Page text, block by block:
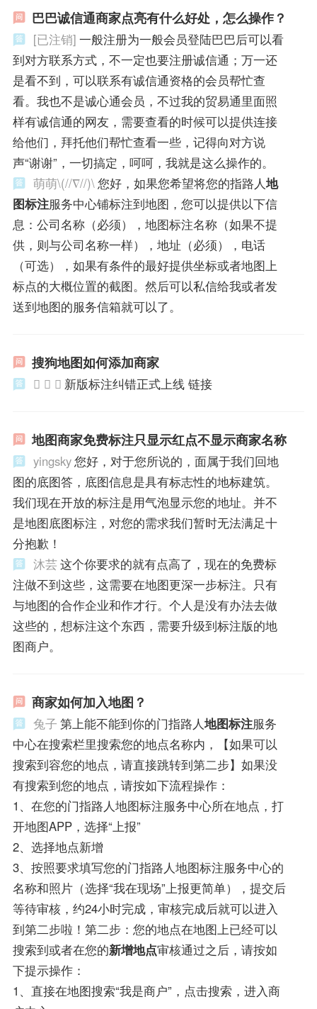
巴巴诚信通商家点亮有什么好处，怎么操作？
[已注销] 一般注册为一般会员登陆巴巴后可以看
到对方联系方式，不一定也要注册诚信通；万一还
是看不到，可以联系有诚信通资格的会员帮忙查
看。我也不是诚心通会员，不过我的贸易通里面照
样有诚信通的网友，需要查看的时候可以提供连接
给他们，拜托他们帮忙查看一些，记得向对方说
声“谢谢”，一切搞定，呵呵，我就是这么操作的。
萌萌\(//∇//)\您好，如果您希望将您的指路人地
图标注服务中心铺标注到地图，您可以提供以下信
息：公司名称（必须），地图标注名称（如果不提
供，则与公司名称一样），地址（必须），电话
（可选），如果有条件的最好提供坐标或者地图上
标点的大概位置的截图。然后可以私信给我或者发
送到地图的服务信箱就可以了。
搜狗地图如何添加商家
   新版标注纠错正式上线 链接
地图商家免费标注只显示红点不显示商家名称
yingsky您好，对于您所说的，面属于我们回地
图的底图答，底图信息是具有标志性的地标建筑。
我们现在开放的标注是用气泡显示您的地址。并不
是地图底图标注，对您的需求我们暂时无法满足十
分抱歉！
沐芸这个你要求的就有点高了，现在的免费标
注做不到这些，这需要在地图更深一步标注。只有
与地图的合作企业和作才行。个人是没有办法去做
这些的，想标注这个东西，需要升级到标注版的地
图商户。
商家如何加入地图？
兔子 第上能不能到你的门指路人地图标注服务
中心在搜索栏里搜索您的地点名称内，【如果可以
搜索到容您的地点，请直接跳转到第二步】如果没
有搜索到您的地点，请按如下流程操作：
1、在您的门指路人地图标注服务中心所在地点，打
开地图APP，选择“上报”
2、选择地点新增
3、按照要求填写您的门指路人地图标注服务中心的
名称和照片（选择“我在现场”上报更简单），提交后
等待审核，约24小时完成，审核完成后就可以进入
到第二步啦！第二步：您的地点在地图上已经可以
搜索到或者在您的新增地点审核通过之后，请按如
下提示操作：
1、直接在地图搜索“我是商户”，点击搜索，进入商